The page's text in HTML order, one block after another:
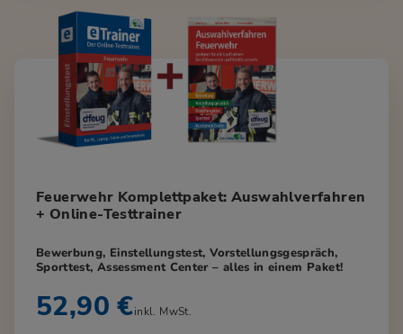
Feuerwehr Komplettpaket: Auswahlverfahren
+ Online-Testtrainer
Bewerbung, Einstellungstest, Vorstellungsgespräch,
Sporttest, Assessment Center – alles in einem Paket!
52,90 €inkl. MwSt.